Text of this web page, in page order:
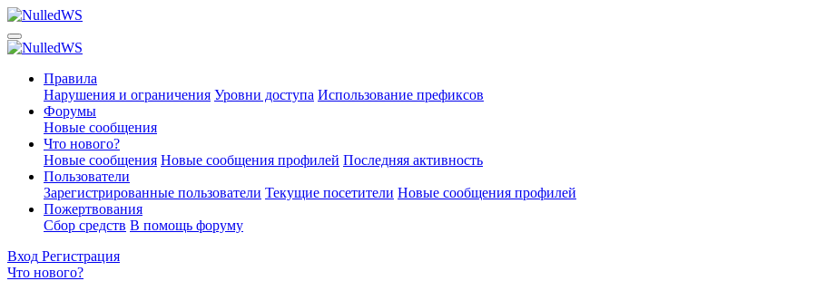
Правила
Нарушения и ограничения Уровни доступа Использование префиксов
Форумы
Новые сообщения
Что нового?
Новые сообщения Новые сообщения профилей Последняя активность
Пользователи
Зарегистрированные пользователи Текущие посетители Новые сообщения профилей
Пожертвования
Сбор средств В помощь форуму
Вход Регистрация
Что нового?